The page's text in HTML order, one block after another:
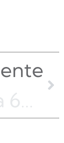
Batea 68 | Dorado Rústico | 3179-012GMT